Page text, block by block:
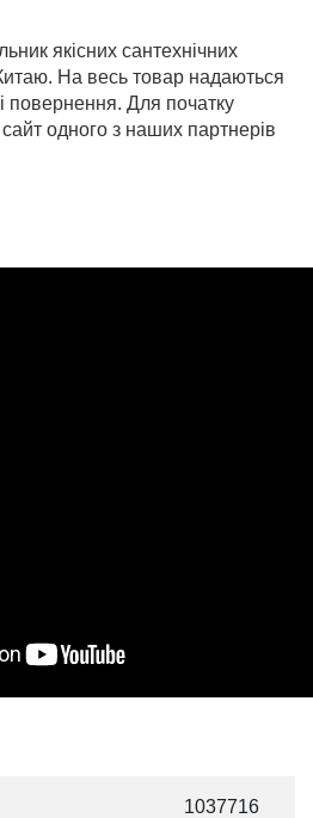
якісних сантехнічних
На весь товар надаються
повернення. Для початку
одного з наших партнерів
1037716